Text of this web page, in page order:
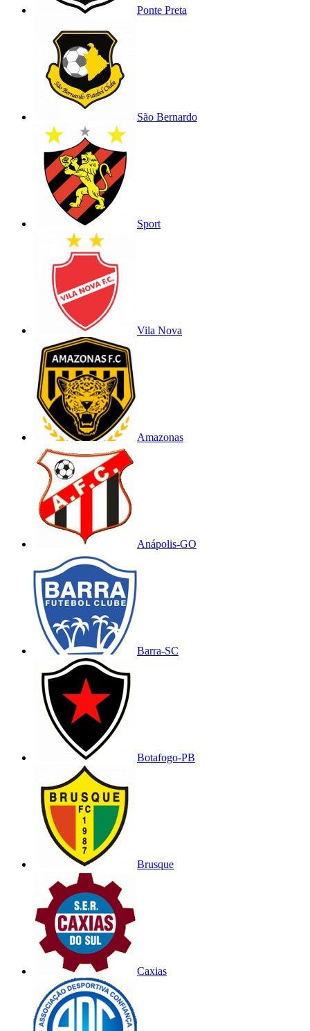
Ponte Preta
São Bernardo
Sport
Vila Nova
Amazonas
Anápolis-GO
Barra-SC
Botafogo-PB
Brusque
Caxias